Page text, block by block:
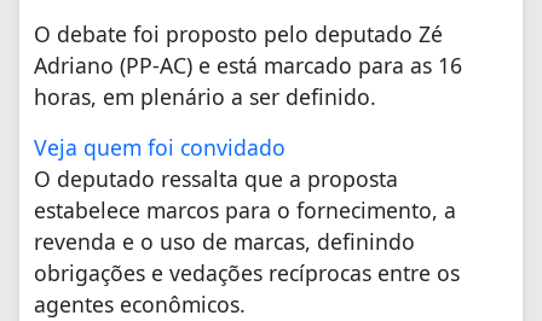
O debate foi proposto pelo deputado Zé
Adriano (PP-AC) e está marcado para as 16
horas, em plenário a ser definido.
Veja quem foi convidado
O deputado ressalta que a proposta
estabelece marcos para o fornecimento, a
revenda e o uso de marcas, definindo
obrigações e vedações recíprocas entre os
agentes econômicos.